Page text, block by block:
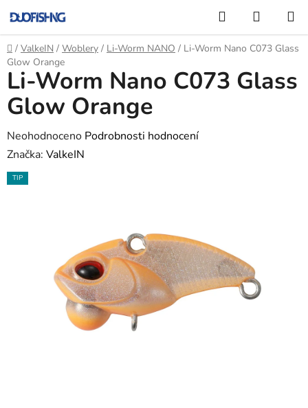
na
obsah
Hledat
KOŠÍK
Domů
/ ValkeIN / Woblery / Li-Worm NANO / Li-Worm Nano C073 Glass
Glow Orange
Li-Worm Nano C073 Glass
Glow Orange
Průměrné
hodnocení
produktu
Neohodnoceno Podrobnosti hodnocení
Značka: ValkeIN
TIP